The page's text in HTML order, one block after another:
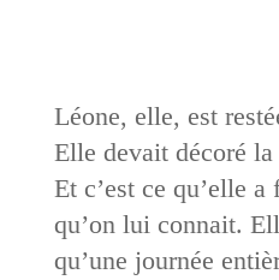
Léone, elle, est
Elle devait décoré la
Et c’est ce qu’elle
qu’on lui connait.
qu’une journée